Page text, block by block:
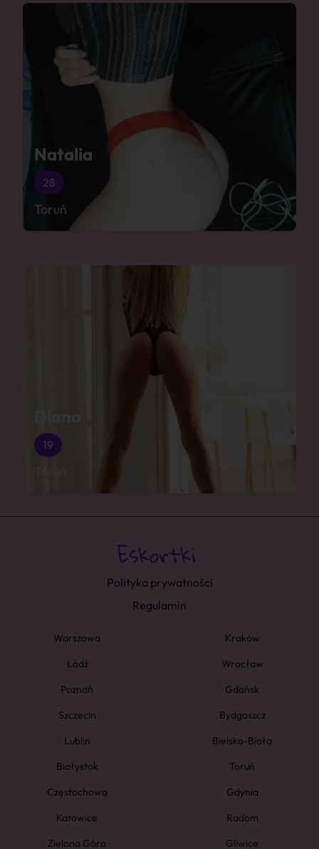
Natalia
28
Toruń
19
Polityka prywatności
Regulamin
Warszawa
Kraków
Łódź
Wrocław
Poznań
Gdańsk
Szczecin
Bydgoszcz
Lublin
Bielsko-Biała
Białystok
Toruń
Częstochowa
Gdynia
Katowice
Radom
Zielona Góra
Gliwice